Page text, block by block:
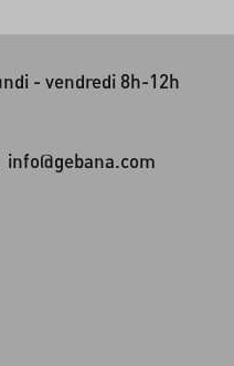
- vendredi 8h-12h
info@gebana.com